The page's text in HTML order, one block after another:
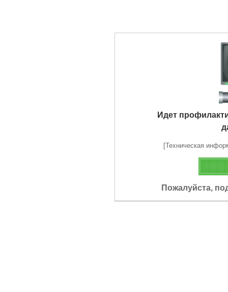
Идет
[Техническая
Пожалуйста,